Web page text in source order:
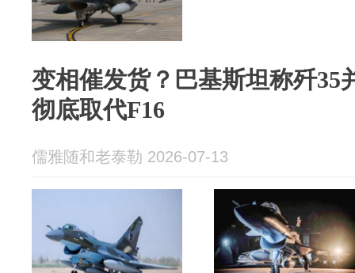
变相催发货？巴基斯坦称歼35
彻底取代F16
儒雅随和老泰勒 2026-07-13